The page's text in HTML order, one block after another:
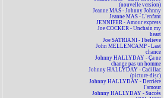
(nouvelle version)
Jeanne MAS - Johnny Johnny
Jeanne MAS - L'enfant
JENNIFER - Amour express
Joe COCKER - Unchain my
heart
Joe SATRIANI - I believe
John MELLENCAMP - Last
chance
Johnny HALLYDAY - Ça ne
change pas un homme
Johnny HALLYDAY - Cadillac
(picture-disc)
Johnny HALLYDAY - Derrière
l'amour
Johnny HALLYDAY - Succès